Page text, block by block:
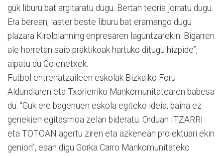
guk liburu bat argitaratu dugu. Bertan teoria jorratu dugu.
Era berean, laster beste liburu bat eramango dugu
plazara Kirolplanning enpresaren laguntzarekin. Bigarren
ale horretan saio praktikoak hartuko ditugu hizpide”,
aipatu du Goienetxek.
Futbol entrenatzaileen eskolak Bizkaiko Foru
Aldundiaren eta Txorierriko Mankomunitatearen babesa
du. “Guk ere bagenuen eskola egiteko ideia, baina ez
genekien egitasmoa zelan bideratu. Orduan ITZARRI
eta TOTOAN agertu ziren eta azkenean proiektuari ekin
genion”, esan digu Gorka Carro Mankomunitateko